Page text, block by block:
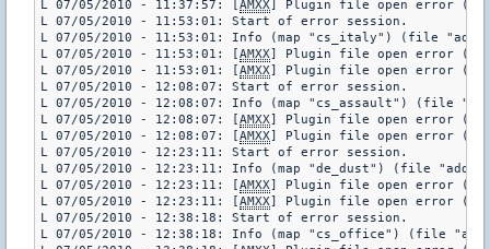
L 07/05/2010 - 11:37:57: [ AMXX ] Plugin file open error
L 07/05/2010 - 11:53:01: Start of error session.
L 07/05/2010 - 11:53:01: Info (map "cs_italy") (file
L 07/05/2010 - 11:53:01: [ AMXX ] Plugin file open error
L 07/05/2010 - 11:53:01: [ AMXX ] Plugin file open error
L 07/05/2010 - 12:08:07: Start of error session.
L 07/05/2010 - 12:08:07: Info (map "cs_assault") (file
L 07/05/2010 - 12:08:07: [ AMXX ] Plugin file open error
L 07/05/2010 - 12:08:07: [ AMXX ] Plugin file open error
L 07/05/2010 - 12:23:11: Start of error session.
L 07/05/2010 - 12:23:11: Info (map "de_dust") (file
L 07/05/2010 - 12:23:11: [ AMXX ] Plugin file open error
L 07/05/2010 - 12:23:11: [ AMXX ] Plugin file open error
L 07/05/2010 - 12:38:18: Start of error session.
L 07/05/2010 - 12:38:18: Info (map "cs_office") (file